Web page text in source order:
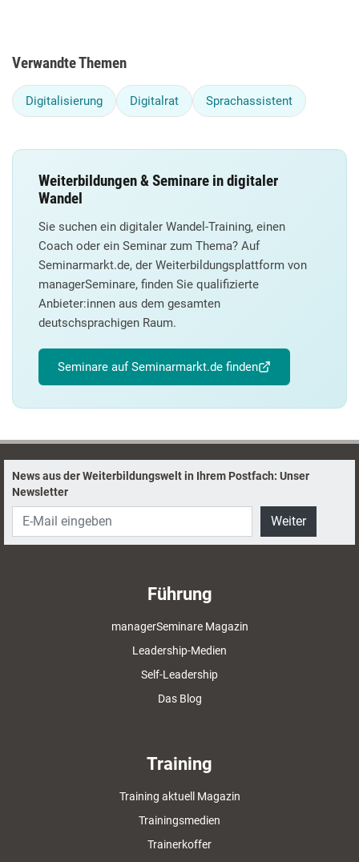
Verwandte Themen
Digitalisierung Digitalrat Sprachassistent
Weiterbildungen & Seminare in digitaler
Wandel
Sie suchen ein digitaler Wandel-Training, einen
Coach oder ein Seminar zum Thema? Auf
Seminarmarkt.de, der Weiterbildungsplattform von
managerSeminare, finden Sie qualifizierte
Anbieter:innen aus dem gesamten
deutschsprachigen Raum.
Seminare auf Seminarmarkt.de finden
News aus der Weiterbildungswelt in Ihrem Postfach: Unser
Newsletter
Weiter
Führung
managerSeminare Magazin
Leadership-Medien
Self-Leadership
Das Blog
Training
Training aktuell Magazin
Trainingsmedien
Trainerkoffer